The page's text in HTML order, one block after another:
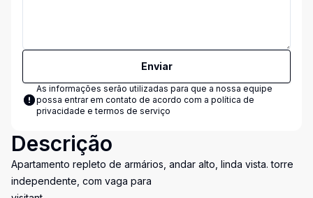
Enviar
As informações serão utilizadas para que a nossa equipe
possa entrar em contato de acordo com a política de
privacidade e termos de serviço
Descrição
Apartamento repleto de armários, andar alto, linda vista. torre
independente, com vaga para